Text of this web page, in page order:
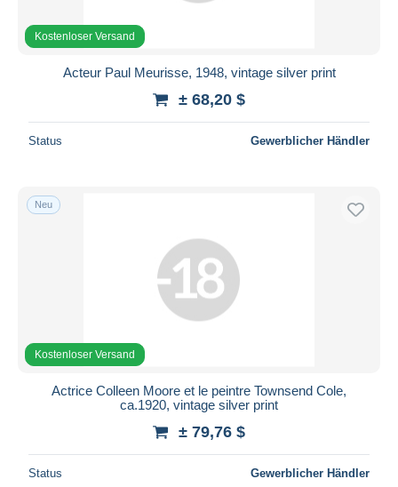
Kostenloser Versand
Acteur Paul Meurisse, 1948, vintage silver print
± 68,20 $
Status Gewerblicher Händler
Neu
Kostenloser Versand
Actrice Colleen Moore et le peintre Townsend Cole,
ca.1920, vintage silver print
± 79,76 $
Status Gewerblicher Händler